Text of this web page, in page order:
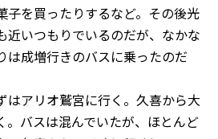
子を買ったりするなど。その後光
近いつもりでいるのだが、なかな
は成増行きのバスに乗ったのだ
はアリオ鷲宮に行く。久喜から大
。バスは混んでいたが、ほとんど